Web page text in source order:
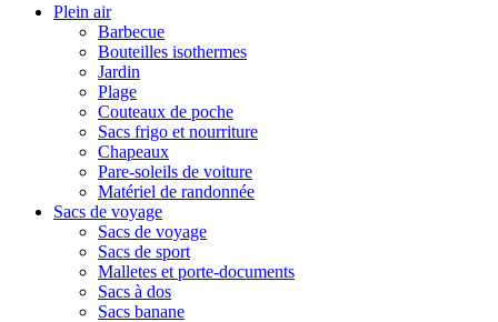
Plein air
Barbecue
Bouteilles isothermes
Jardin
Plage
Couteaux de poche
Sacs frigo et nourriture
Chapeaux
Pare-soleils de voiture
Matériel de randonnée
Sacs de voyage
Sacs de voyage
Sacs de sport
Malletes et porte-documents
Sacs à dos
Sacs banane